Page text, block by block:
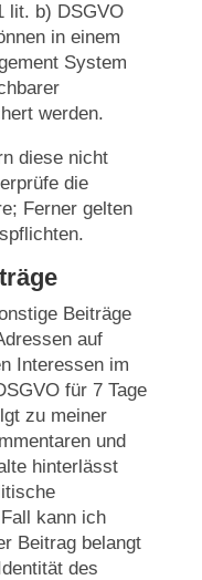
lit. b) DSGVO
in einem
System
werden.
diese nicht
die
Ferner gelten
Beiträge
auf
Interessen im
für 7 Tage
zu meiner
und
hinterlässt
kann ich
Beitrag belangt
des